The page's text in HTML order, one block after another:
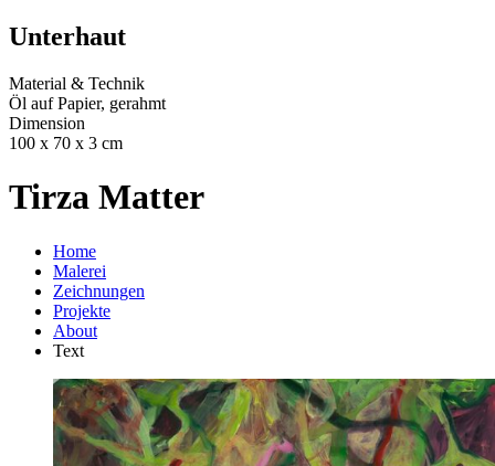
Unterhaut
Material & Technik
Öl auf Papier, gerahmt
Dimension
100 x 70 x 3 cm
Tirza Matter
Home
Malerei
Zeichnungen
Projekte
About
Text